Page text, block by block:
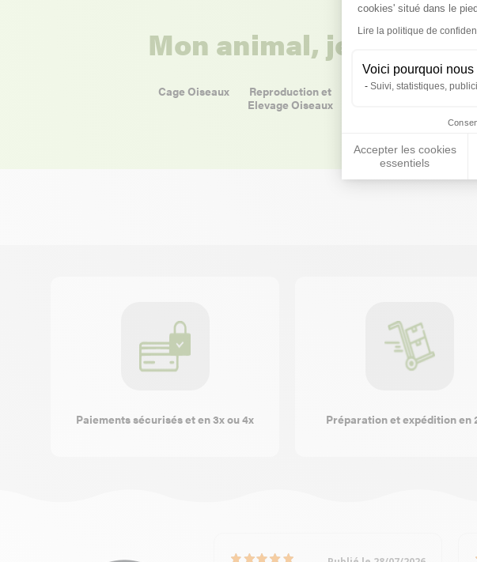
cookies' situé dans le
Lire la politique de
Voici pourquoi
Suivi, statistiques,
Accepter les cookies
essentiels
Mon animal, je l’aime,
Cage Oiseaux
Reproduction et
Elevage Oiseaux
Oiseaux et
Paiements sécurisés et en 3x ou 4x Préparation et expédition en